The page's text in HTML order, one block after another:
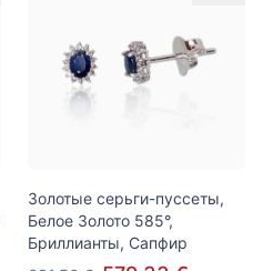
Золотые серьги-пуссеты,
Белое Золото 585°,
Бриллианты, Сапфир